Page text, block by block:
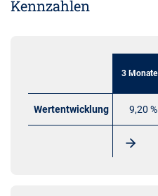
Kennzahlen
3 Monate
Wertentwicklung 9,20 %